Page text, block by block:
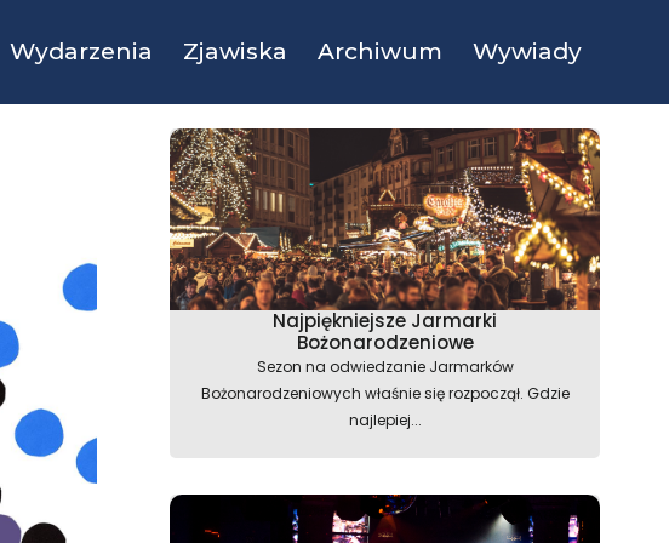
Wydarzenia Zjawiska Archiwum Wywiady
Najpiękniejsze Jarmarki
Bożonarodzeniowe
Sezon na odwiedzanie Jarmarków
Bożonarodzeniowych właśnie się rozpoczął. Gdzie
najlepiej...